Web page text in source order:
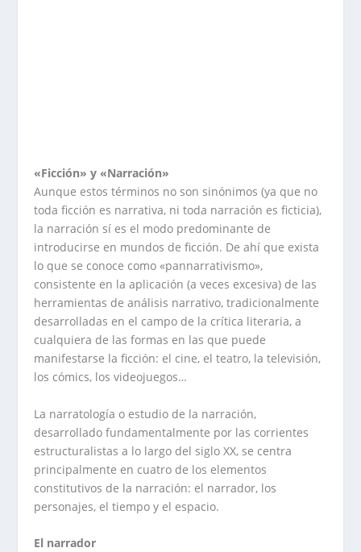
«Ficción» y «Narración»
Aunque estos términos no son sinónimos (ya que no
toda ficción es narrativa, ni toda narración es ficticia),
la narración sí es el modo predominante de
introducirse en mundos de ficción. De ahí que exista
lo que se conoce como «pannarrativismo»,
consistente en la aplicación (a veces excesiva) de las
herramientas de análisis narrativo, tradicionalmente
desarrolladas en el campo de la crítica literaria, a
cualquiera de las formas en las que puede
manifestarse la ficción: el cine, el teatro, la televisión,
los cómics, los videojuegos…
La narratología o estudio de la narración,
desarrollado fundamentalmente por las corrientes
estructuralistas a lo largo del siglo XX, se centra
principalmente en cuatro de los elementos
constitutivos de la narración: el narrador, los
personajes, el tiempo y el espacio.
El narrador